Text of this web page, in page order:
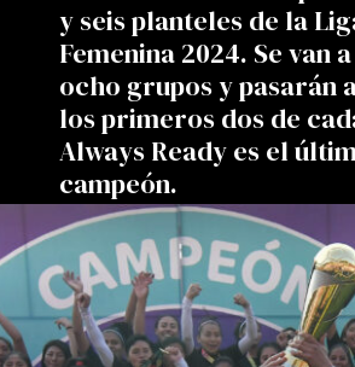
y seis planteles de la
Femenina 2024. Se van
ocho grupos y pasarán
los primeros dos de
Always Ready es el
campeón.